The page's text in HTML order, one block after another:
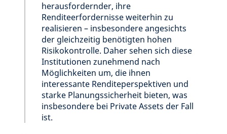
herausfordernder, ihre
Renditeerfordernisse weiterhin zu
realisieren – insbesondere angesichts
der gleichzeitig benötigten hohen
Risikokontrolle. Daher sehen sich diese
Institutionen zunehmend nach
Möglichkeiten um, die ihnen
interessante Renditeperspektiven und
starke Planungssicherheit bieten, was
insbesondere bei Private Assets der Fall
ist.